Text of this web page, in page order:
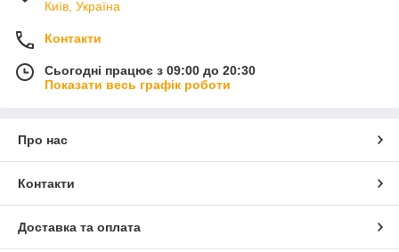
Київ, Україна
Контакти
Сьогодні працює з 09:00 до 20:30
Показати весь графік роботи
Про нас
Контакти
Доставка та оплата